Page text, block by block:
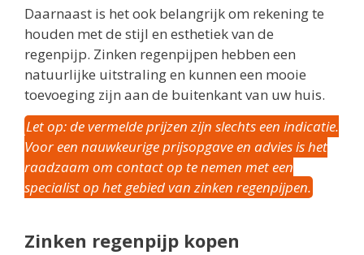
Daarnaast is het ook belangrijk om rekening te
houden met de stijl en esthetiek van de
regenpijp. Zinken regenpijpen hebben een
natuurlijke uitstraling en kunnen een mooie
toevoeging zijn aan de buitenkant van uw huis.
Let op: de vermelde prijzen zijn slechts een indicatie.
Voor een nauwkeurige prijsopgave en advies is het
raadzaam om contact op te nemen met een
specialist op het gebied van zinken regenpijpen.
Zinken regenpijp kopen